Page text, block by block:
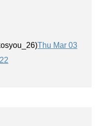
Thu Mar 03